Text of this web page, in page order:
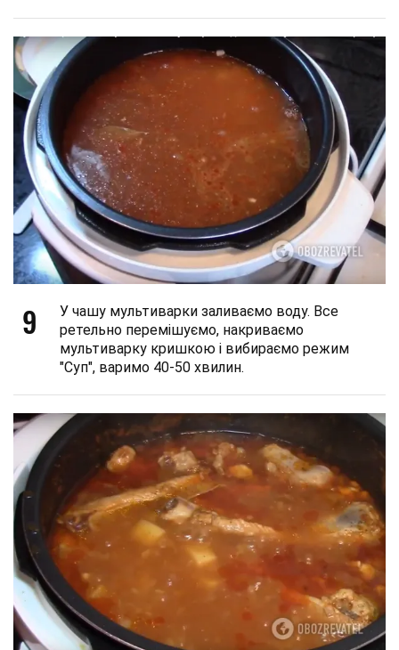
9
У чашу мультиварки заливаємо воду. Все
ретельно перемішуємо, накриваємо
мультиварку кришкою і вибираємо режим
"Суп", варимо 40-50 хвилин.